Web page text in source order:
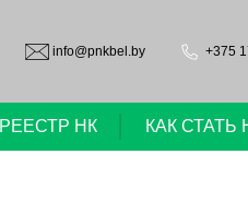
info@pnkbel.by +375
РЕЕСТР НК КАК